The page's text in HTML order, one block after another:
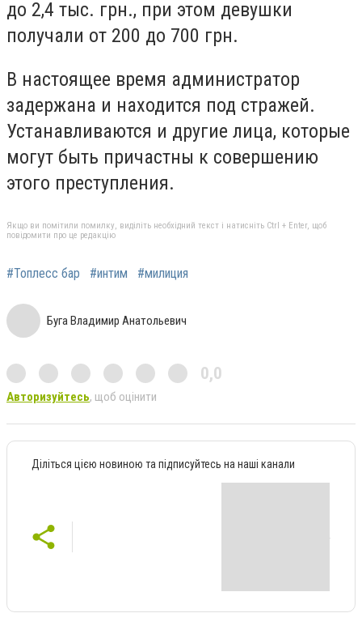
до 2,4 тыс. грн., при этом девушки
получали от 200 до 700 грн.
В настоящее время администратор
задержана и находится под стражей.
Устанавливаются и другие лица, которые
могут быть причастны к совершению
этого преступления.
Якщо ви помітили помилку, виділіть необхідний текст і натисніть Ctrl + Enter, щоб
повідомити про це редакцію
#Топлесс бар #интим #милиция
Буга Владимир Анатольевич
0,0
Авторизуйтесь, щоб оцінити
Діліться цією новиною та підписуйтесь на наші канали